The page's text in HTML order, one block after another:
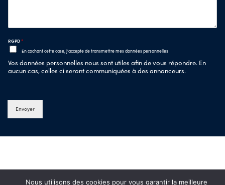
RGPD*
En cochant cette case, j'accepte de transmettre mes données personnelles
Vos données personnelles nous sont utiles afin de vous répondre. En
aucun cas, celles ci seront communiquées à des annonceurs.
Envoyer
Nous utilisons des cookies pour vous garantir la meilleure